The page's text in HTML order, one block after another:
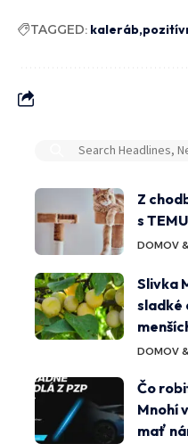
TAGGED: kaleráb
Z
s TEMU
DOMOV
Slivka
sladké
DOMOV
Čo
Mnohí
mať